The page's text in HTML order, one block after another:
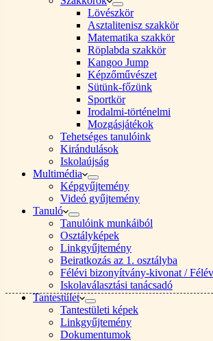
Lövészkör
Asztalitenisz szakkör
Matematika szakkör
Röplabda szakkör
Kangoo Jump
Képzőművészet
Sütünk-főzünk
Sportkör
Irodalmi-történelmi
Mozgásjátékok
Tehetséges tanulóink
Kirándulások
Iskolaújság
Multimédia
Képgyűjtemény
Videó gyűjtemény
Tanuló
Tanulóink munkáiból
Osztályképek
Linkgyűjtemény
Beiratkozás az 1. osztályba
Félévi bizonyítvány-kivonat /
Iskolaválasztási tanácsadó
Tantestület
Tantestületi képek
Linkgyűjtemény
Dokumentumok